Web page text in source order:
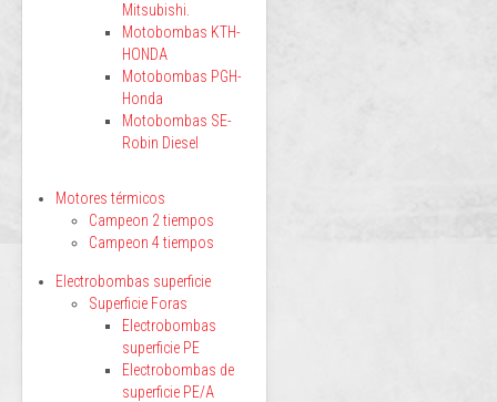
Mitsubishi.
Motobombas KTH-
HONDA
Motobombas PGH-
Honda
Motobombas SE-
Robin Diesel
Motores térmicos
Campeon 2 tiempos
Campeon 4 tiempos
Electrobombas superficie
Superficie Foras
Electrobombas
superficie PE
Electrobombas de
superficie PE/A